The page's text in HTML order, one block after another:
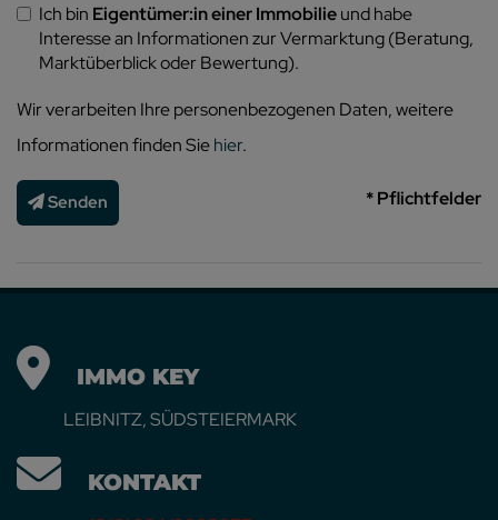
Ich bin Eigentümer:in einer Immobilieund habe
Interesse an Informationen zur Vermarktung (Beratung,
Marktüberblick oder Bewertung).
Wir verarbeiten Ihre personenbezogenen Daten, weitere
Informationen finden Siehier.
Senden * Pflichtfelder
IMMO KEY
LEIBNITZ, SÜDSTEIERMARK
KONTAKT